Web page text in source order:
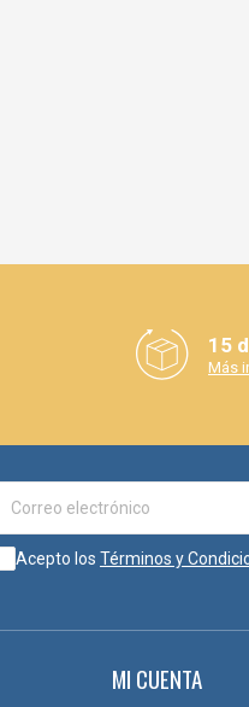
15
Más
Acepto los Términos y
MI CUENTA